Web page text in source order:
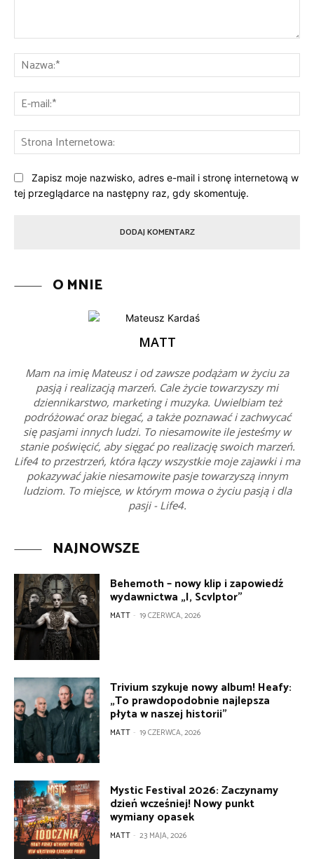
Zapisz moje nazwisko, adres e-mail i stronę internetową w
tej przeglądarce na następny raz, gdy skomentuję.
O MNIE
MATT
Mam na imię Mateusz i od zawsze podążam w życiu za
pasją i realizacją marzeń. Cale życie towarzyszy mi
dziennikarstwo, marketing i muzyka. Uwielbiam też
podróżować oraz biegać, a także poznawać i zachwycać
się pasjami innych ludzi. To niesamowite ile jesteśmy w
stanie poświęcić, aby sięgać po realizację swoich marzeń.
Life4 to przestrzeń, która łączy wszystkie moje zajawki i ma
pokazywać jakie niesamowite pasje towarzyszą innym
ludziom. To miejsce, w którym mowa o życiu pasją i dla
pasji - Life4.
NAJNOWSZE
Behemoth – nowy klip i zapowiedź
wydawnictwa „I, Scvlptor”
MATT - 19 CZERWCA, 2026
Trivium szykuje nowy album! Heafy:
„To prawdopodobnie najlepsza
płyta w naszej historii”
MATT - 19 CZERWCA, 2026
Mystic Festival 2026: Zaczynamy
dzień wcześniej! Nowy punkt
wymiany opasek
MATT - 23 MAJA, 2026